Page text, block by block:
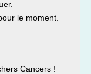
le moment.
Cancers !